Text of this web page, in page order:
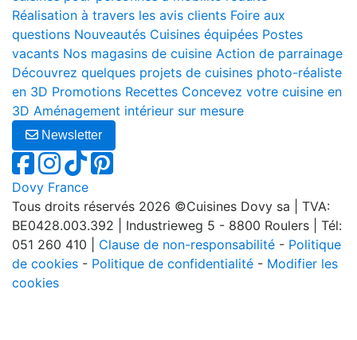
Réalisation à travers les avis clients Foire aux
questions Nouveautés Cuisines équipées Postes
vacants Nos magasins de cuisine Action de parrainage
Découvrez quelques projets de cuisines photo-réaliste
en 3D Promotions Recettes Concevez votre cuisine en
3D Aménagement intérieur sur mesure
Newsletter
Dovy France
Tous droits réservés 2026 ©Cuisines Dovy sa | TVA:
BE0428.003.392 | Industrieweg 5 - 8800 Roulers | Tél:
051 260 410 | Clause de non-responsabilité - Politique
de cookies - Politique de confidentialité - Modifier les
cookies